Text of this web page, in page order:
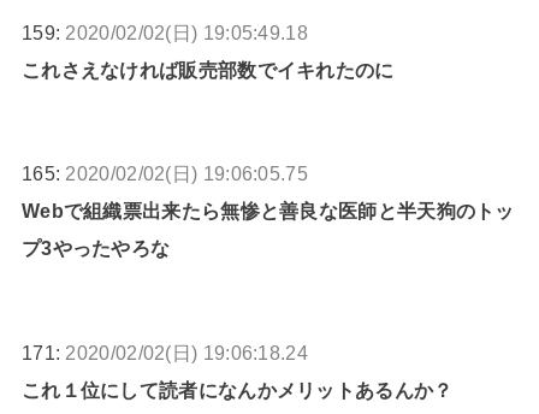
159: 2020/02/02(日) 19:05:49.18
これさえなければ販売部数でイキれたのに
165: 2020/02/02(日) 19:06:05.75
Webで組織票出来たら無惨と善良な医師と半天狗のトッ
プ3やったやろな
171: 2020/02/02(日) 19:06:18.24
これ１位にして読者になんかメリットあるんか？